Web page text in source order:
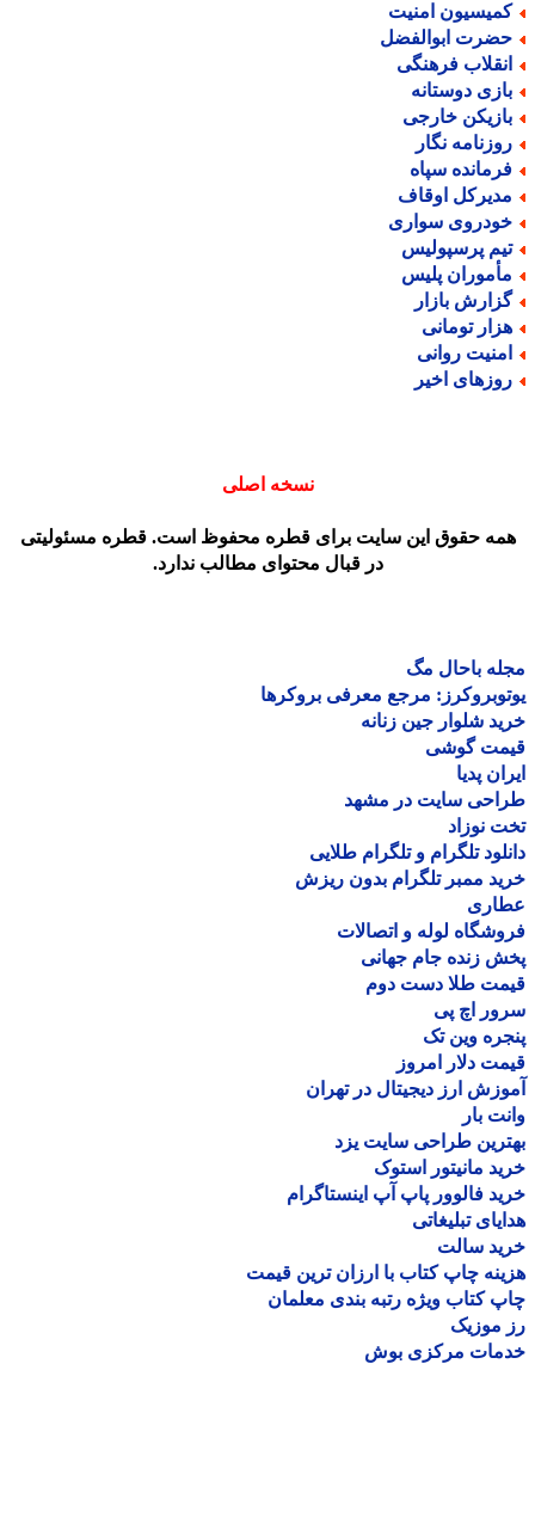
امنیت
ابوالفضل
فرهنگی
دوستانه
خارجی
نگار
سپاه
اوقاف
سواری
پرسپولیس
پلیس
بازار
تومانی
روانی
اخیر
نسخه اصلی
حقوق این سایت برای قطره محفوظ است. قطره مسئولیتی
در قبال محتوای مطالب ندارد.
باحال مگ
مرجع معرفی بروکرها
شلوار جین زنانه
گوشی
پدیا
سایت در مشهد
نوزاد
تلگرام و تلگرام طلایی
ممبر تلگرام بدون ریزش
لوله و اتصالات
زنده جام جهانی
طلا دست دوم
اچ پی
وین تک
دلار امروز
ارز دیجیتال در تهران
بار
طراحی سایت یزد
مانیتور استوک
فالوور پاپ آپ اینستاگرام
تبلیغاتی
سالت
چاپ کتاب با ارزان ترین قیمت
کتاب ویژه رتبه بندی معلمان
موزیک
مرکزی بوش